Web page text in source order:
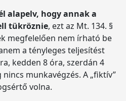
alapelv, hogy annak a
tükröznie, ezt az Mt. 134. §
megfelelően nem írható be
a tényleges teljesítést
kedden 8 óra, szerdán 4
munkavégzés. A „fiktív”
volna.